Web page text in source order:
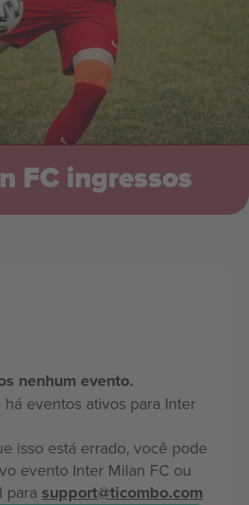
FC ingressos
nenhum evento.
eventos ativos para Inter
isso está errado, você pode
evento Inter Milan FC ou
para support@ticombo.com